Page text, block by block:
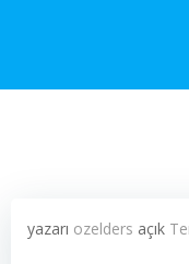
yazarı ozelders açık